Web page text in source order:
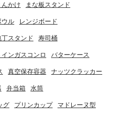
かけ まな板スタンド
ウル レンジボード
丁スタンド 寿司桶
インガスコンロ バターケース
真空保存容器 ナッツクラッカー
弁当箱 水筒
グ プリンカップ マドレーヌ型